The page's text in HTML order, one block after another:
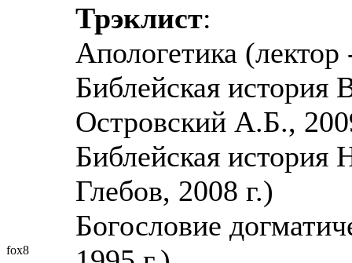
fox8
Трэклист:
Апологетика
Библейская история
Островский А.Б.,
Библейская история
Глебов, 2008 г.)
Богословие